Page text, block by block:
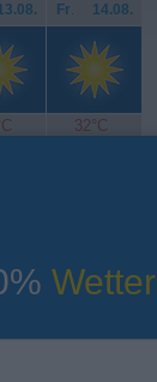
Fr. 14.08.
32°C
Wetter